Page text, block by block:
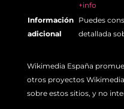
+info
Información
adicional
Puedes
detallada
Wikimedia España
otros proyectos
sobre estos sitios, y no